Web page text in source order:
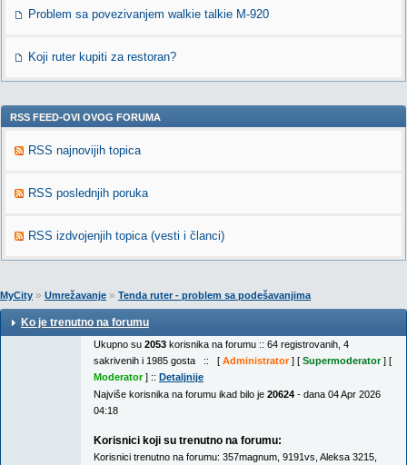
Problem sa povezivanjem walkie talkie M-920
Koji ruter kupiti za restoran?
RSS FEED-OVI OVOG FORUMA
RSS najnovijih topica
RSS poslednjih poruka
RSS izdvojenjih topica (vesti i članci)
MyCity » Umrežavanje » Tenda ruter - problem sa podešavanjima
Ko je trenutno na forumu
Ukupno su 2053 korisnika na forumu :: 64 registrovanih, 4
sakrivenih i 1985 gosta :: [ Administrator] [ Supermoderator] [
Moderator] :: Detaljnije
Najviše korisnika na forumu ikad bilo je 20624 - dana 04 Apr 2026
04:18
Korisnici koji su trenutno na forumu:
Korisnici trenutno na forumu: 357magnum 9191vs Aleksa 3215